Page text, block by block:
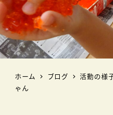
ホーム ブログ 活動の様
ゃん